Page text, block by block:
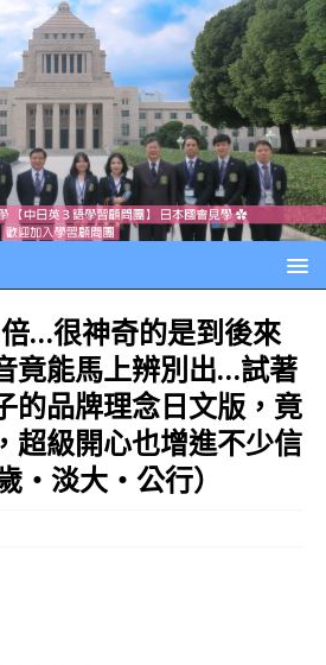
…很神奇的是到後來
竟能馬上辨別出…試著
的品牌理念日文版，竟
超級開心也增進不少信
‧淡大‧公行）